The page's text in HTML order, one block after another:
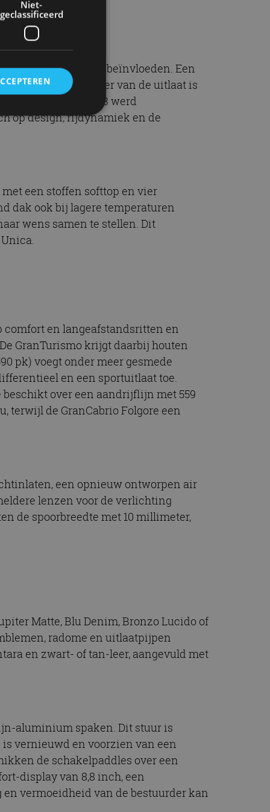
achter het stuur beïnvloeden. Een
het geluidskarakter van de uitlaat is
die in 2023 werd
op design, rijdynamiek en de
een stoffen softtop en vier
dak ook bij lagere temperaturen
wens samen te stellen. Dit
comfort en langeafstandsritten en
GranTurismo krijgt daarbij houten
pk) voegt onder meer gesmede
en een sportuitlaat toe.
over een aandrijflijn met 559
terwijl de GranCabrio Folgore een
een opnieuw ontworpen air
lenzen voor de verlichting
de spoorbreedte met 10 millimeter,
Matte, Blu Denim, Bronzo Lucido of
radome en uitlaatpijpen
en zwart- of tan-leer, aangevuld met
aluminium spaken. Dit stuur is
vernieuwd en voorzien van een
de schakelpaddles over een
display van 8,8 inch, een
vermoeidheid van de bestuurder kan
Niet-
geclassificeerd
om
de bezoeker
van de
- wat een
van
te onderscheiden
klant-ID. Het is
om
de
leveren, zoals
uit over hoe